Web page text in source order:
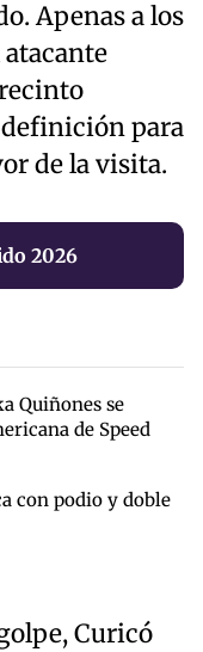
Apenas a los
para
de la visita.
2026
Quiñones se
de Speed
con podio y doble
Curicó